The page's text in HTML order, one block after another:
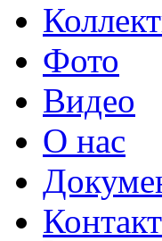
Фото
Видео
О нас